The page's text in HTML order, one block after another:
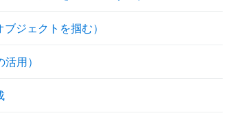
ジェクトを掴む）
用）